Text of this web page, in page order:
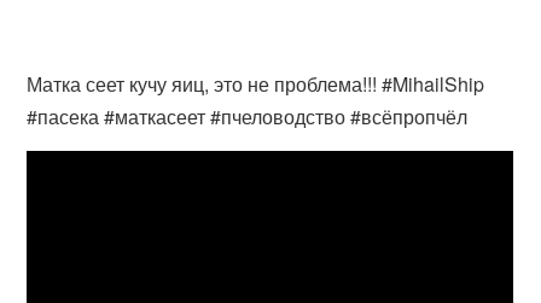
Матка сеет кучу яиц, это не проблема!!! #MihailShip
#пасека #маткасеет #пчеловодство #всёпропчёл